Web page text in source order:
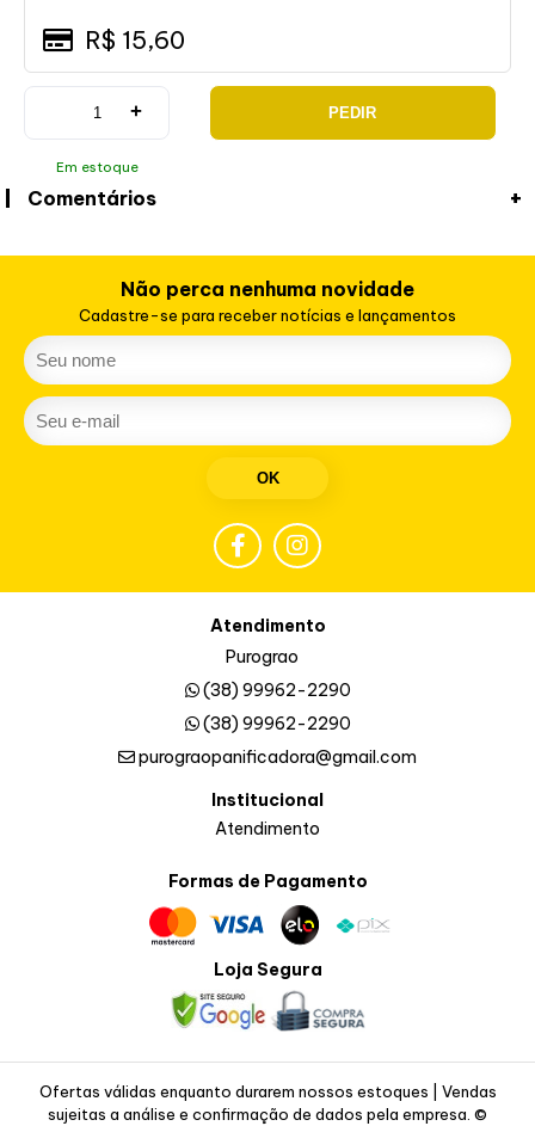
R$ 15,60
+
Em estoque
PEDIR
Comentários
Não perca nenhuma novidade
Cadastre-se para receber notícias e lançamentos
OK
Atendimento
Purograo
(38) 99962-2290
(38) 99962-2290
purograopanificadora@gmail.com
Institucional
Atendimento
Formas de Pagamento
Loja Segura
Ofertas válidas enquanto durarem nossos estoques | Vendas
sujeitas a análise e confirmação de dados pela empresa. ©